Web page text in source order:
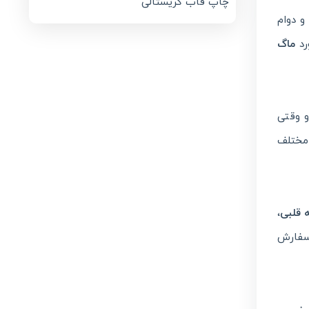
دوام
ماگ
وقتی
مختلف
قلبی،